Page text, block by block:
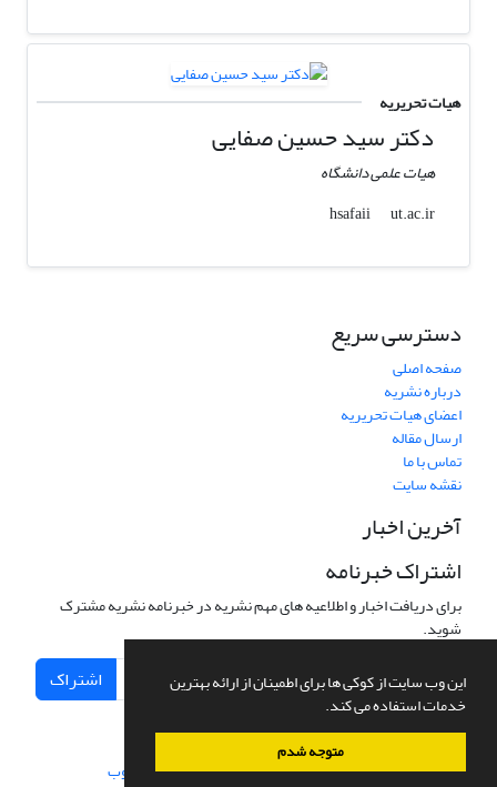
این وب سایت از کوکی ها برای اطمینان از ارائه بهترین
خدمات استفاده می کند.
متوجه شدم
هیات تحریریه
دکتر سید حسین صفایی
هیات علمی دانشگاه
hsafaii
ut.ac.ir
دسترسی سریع
صفحه اصلی
درباره نشریه
اعضای هیات تحریریه
ارسال مقاله
تماس با ما
نقشه سایت
آخرین اخبار
اشتراک خبرنامه
برای دریافت اخبار و اطلاعیه های مهم نشریه در خبرنامه نشریه مشترک
شوید.
اشتراک
سامانه مدیریت نشریات علمی.طراحی و پیاده سازی از سیناوب